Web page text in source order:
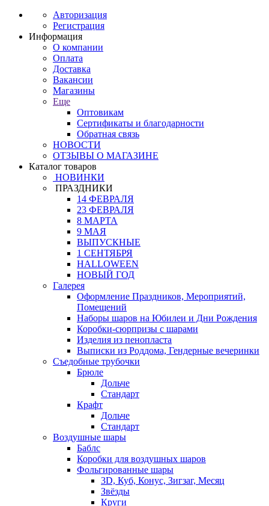
Авторизация
Регистрация
Информация
О компании
Оплата
Доставка
Вакансии
Магазины
Еще
Оптовикам
Сертификаты и благодарности
Обратная связь
НОВОСТИ
ОТЗЫВЫ О МАГАЗИНЕ
Каталог товаров
НОВИНКИ
ПРАЗДНИКИ
14 ФЕВРАЛЯ
23 ФЕВРАЛЯ
8 МАРТА
9 МАЯ
ВЫПУСКНЫЕ
1 СЕНТЯБРЯ
HALLOWEEN
НОВЫЙ ГОД
Галерея
Оформление Праздников, Мероприятий,
Помещений
Наборы шаров на Юбилеи и Дни Рождения
Коробки-сюрпризы с шарами
Изделия из пенопласта
Выписки из Роддома, Гендерные вечеринки
Съедобные трубочки
Брюле
Дольче
Стандарт
Крафт
Дольче
Стандарт
Воздушные шары
Баблс
Коробки для воздушных шаров
Фольгированные шары
3D, Куб, Конус, Зигзаг, Месяц
Звёзды
Круги